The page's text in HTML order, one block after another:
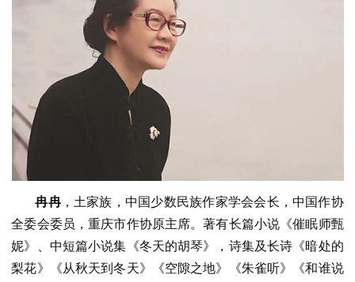
冉冉，土家族，中国少数民族作家学会会长，中国作协
全委会委员，重庆市作协原主席。著有长篇小说《催眠师甄
妮》、中短篇小说集《冬天的胡琴》，诗集及长诗《暗处的
梨花》《从秋天到冬天》《空隙之地》《朱雀听》《和谁说